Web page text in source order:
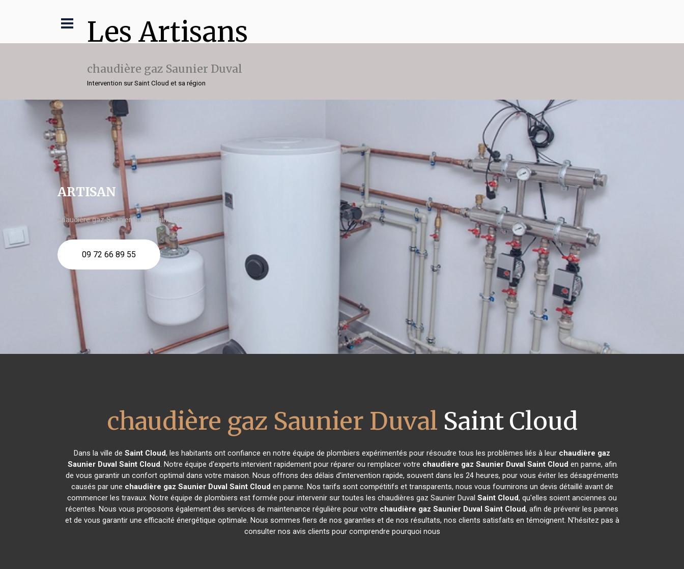
Les Artisans
chaudière gaz Saunier Duval
Intervention sur Saint Cloud et sa région
ARTISAN
chaudière gaz Saunier Duval Saint Cloud
09 72 66 89 55
chaudière gaz Saunier Duval Saint Cloud
Dans la ville de Saint Cloud, les habitants ont confiance en notre équipe de plombiers expérimentés pour résoudre tous les problèmes liés à leur chaudière gaz
Saunier Duval Saint Cloud. Notre équipe d'experts intervient rapidement pour réparer ou remplacer votre chaudière gaz Saunier Duval Saint Cloud en panne, afin
de vous garantir un confort optimal dans votre maison. Nous offrons des délais d'intervention rapide, souvent dans les 24 heures, pour vous éviter les désagréments
causés par une chaudière gaz Saunier Duval Saint Cloud en panne. Nos tarifs sont compétitifs et transparents, nous vous fournirons un devis détaillé avant de
commencer les travaux. Notre équipe de plombiers est formée pour intervenir sur toutes les chaudières gaz Saunier Duval Saint Cloud, qu'elles soient anciennes ou
récentes. Nous vous proposons également des services de maintenance régulière pour votre chaudière gaz Saunier Duval Saint Cloud, afin de prévenir les pannes
et de vous garantir une efficacité énergétique optimale. Nous sommes fiers de nos garanties et de nos résultats, nos clients satisfaits en témoignent. N'hésitez pas à
consulter nos avis clients pour comprendre pourquoi nous